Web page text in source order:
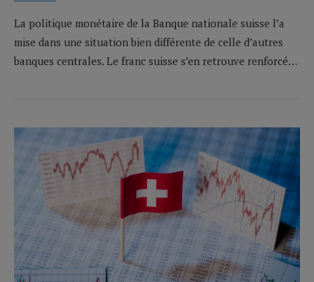
La politique monétaire de la Banque nationale suisse l’a
mise dans une situation bien différente de celle d’autres
banques centrales. Le franc suisse s’en retrouve renforcé…